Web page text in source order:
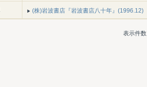
(株)岩波書店『岩波書店八十年』(1996.12)
表示件数